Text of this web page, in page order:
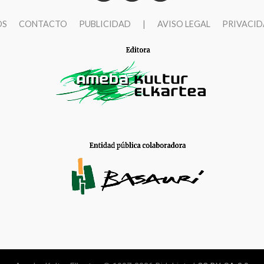
CONTACTO PUBLICIDAD | AVISO LEGAL